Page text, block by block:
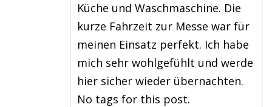
Küche und Waschmaschine. Die
kurze Fahrzeit zur Messe war für
meinen Einsatz perfekt. Ich habe
mich sehr wohlgefühlt und werde
hier sicher wieder übernachten.
No tags for this post.